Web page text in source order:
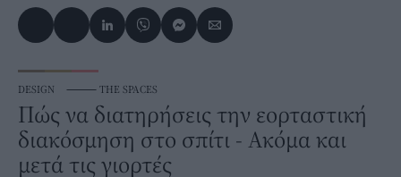
DESIGN ⸻ THE SPACES
Πώς να διατηρήσεις την εορταστική
διακόσμηση στο σπίτι - Ακόμα και
μετά τις γιορτές